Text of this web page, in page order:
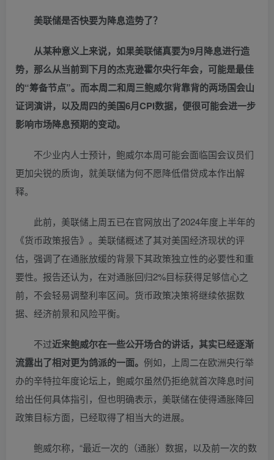
美联储是否快要为降息造势了？
从某种意义上来说，如果美联储真要为9月降息进行造
势，那么从当前到下月的杰克逊霍尔央行年会，可能是最佳
的“筹备节点”。而本周二和周三鲍威尔背靠背的两场国会山
证词演讲，以及周四的美国6月CPI数据，便很可能会进一步
影响市场降息预期的变动。
不少业内人士预计，鲍威尔本周可能会面临国会议员们
更加尖锐的质询，就美联储为何不愿降低借贷成本作出解
释。
此前，美联储上周五已在官网放出了2024年度上半年的
《货币政策报告》。美联储概述了其对美国经济现状的评
估，强调了在通胀放缓的背景下其政策独立性的必要性和重
要性。报告还认为，在对通胀回归2%目标获得足够信心之
前，不会轻易调整利率区间。货币政策决策将继续依据数
据、经济前景和风险平衡。
不过近来鲍威尔在一些公开场合的讲话，其实已经逐渐
流露出了相对更为鸽派的一面。 例如，上周二在欧洲央行举
办的辛特拉年度论坛上，鲍威尔虽然仍拒绝就首次降息时间
给出任何具体指引，但也明确表示，美联储在使得通胀降回
政策目标方面，已经取得了相当大的进展。
鲍威尔称，“最近一次的（通胀）数据，以及前一次的数